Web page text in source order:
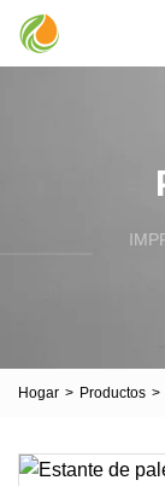
Hogar > Productos >